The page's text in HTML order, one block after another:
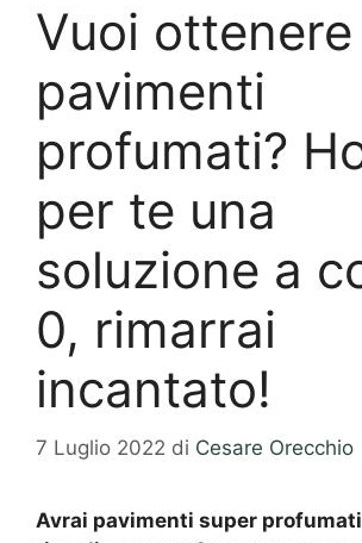
Vuoi ottenere
pavimenti
profumati?
per te una
soluzione a
0, rimarrai
incantato!
7 Luglio 2022 di Cesare Orecchio
Avrai pavimenti super